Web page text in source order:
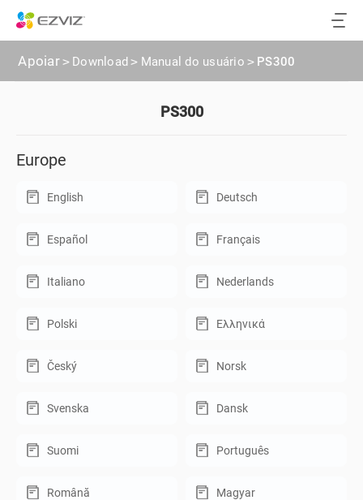
Apoiar> Download> Manual do usuário > PS300
PS300
Europe
English Deutsch
Español Français
Italiano Nederlands
Polski Ελληνικά
Český Norsk
Svenska Dansk
Suomi Português
Română Magyar